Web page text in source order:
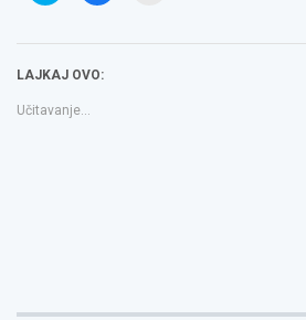
Twitteru
u
prozoru)
u to
LAJKAJ OVO:
Učitavanje...